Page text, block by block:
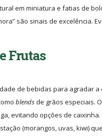
em miniatura e fatias de
são sinais de excelência.
Frutas
de bebidas para agradar
blendsde grãos especiais.
evitando opções de
(morangos, uvas, kiwi)